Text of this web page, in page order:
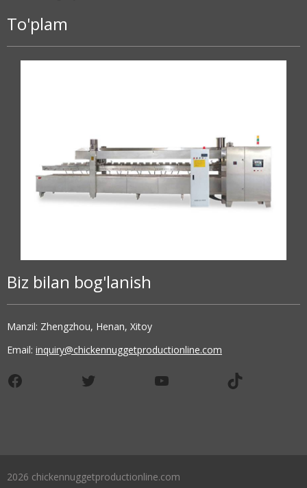
To'plam
Biz bilan bog'lanish
Manzil: Zhengzhou, Henan, Xitoy
Email: inquiry@chickennuggetproductionline.com
Facebook Twitter YouTube TikTok
2026 chickennuggetproductionline.com